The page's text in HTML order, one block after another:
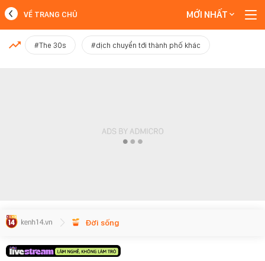
MỚI NHẤT
VỀ TRANG CHỦ MỚI NHẤT
#The 30s #dịch chuyển tới thành phố khác
Đời sống